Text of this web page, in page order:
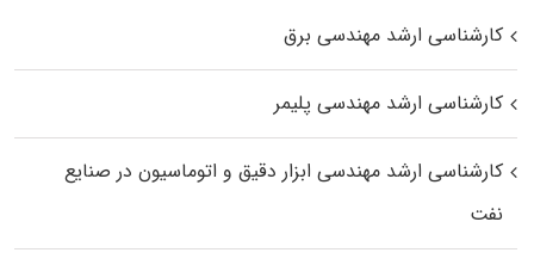
کارشناسی ارشد مهندسی برق
کارشناسی ارشد مهندسی پلیمر
کارشناسی ارشد مهندسی ابزار دقیق و اتوماسیون در صنایع
نفت